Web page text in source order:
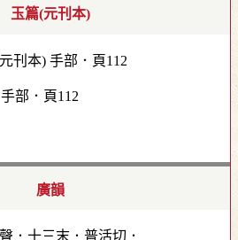
玉篇(元刊本)
手部．頁112
廣韻